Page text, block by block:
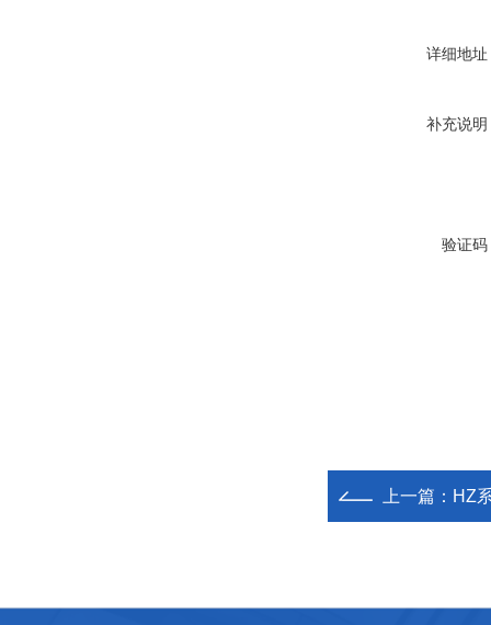
详细地址
补充说明
验证码
上一篇： HZ